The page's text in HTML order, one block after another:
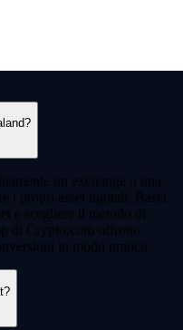
un exchange o una
i propri asset digitali. Basta
e scegliere il metodo di
di Crypto.com offrono
in modo pratico.